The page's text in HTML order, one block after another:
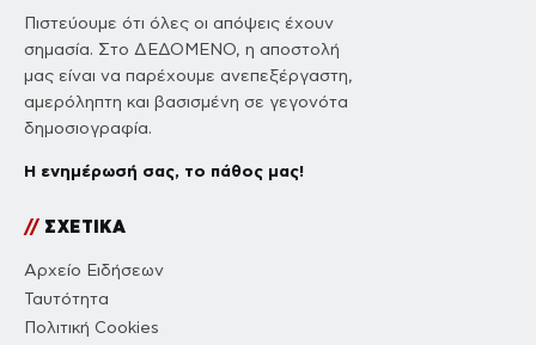
Πιστεύουμε ότι όλες οι απόψεις έχουν
σημασία. Στο ΔΕΔΟΜΕΝΟ, η αποστολή
μας είναι να παρέχουμε ανεπεξέργαστη,
αμερόληπτη και βασισμένη σε γεγονότα
δημοσιογραφία.
Η ενημέρωσή σας, το πάθος μας!
//ΣΧΕΤΙΚΑ
Αρχείο Ειδήσεων
Ταυτότητα
Πολιτική Cookies